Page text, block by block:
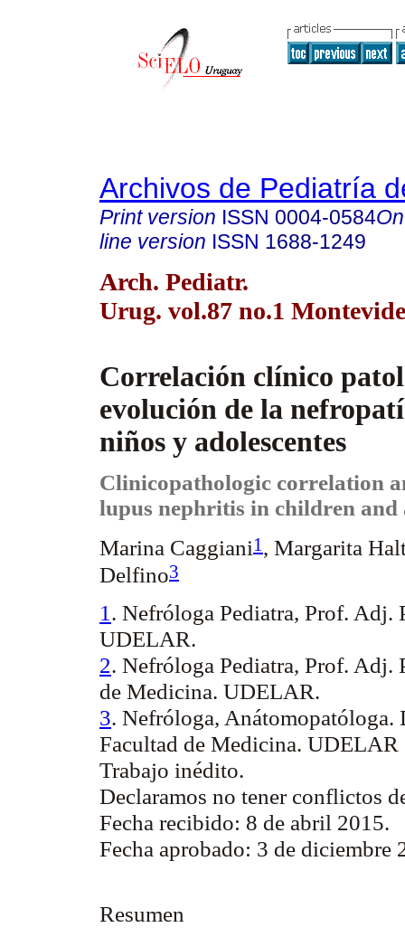
Archivos de Pediatría
Print version ISSN 0004-0584
line version ISSN 1688-1249
Arch. Pediatr.
Urug. vol.87 no.1
Correlación clínico
evolución de la
niños y adolescentes
Clinicopathologic correlation
lupus nephritis in children and
Marina Caggiani1 , Margarita
Delfino3
1 . Nefróloga Pediatra, Prof. Adj.
UDELAR.
2. Nefróloga Pediatra, Prof. Adj.
de Medicina. UDELAR.
3. Nefróloga, Anátomopatóloga.
Facultad de Medicina. UDELAR
Trabajo inédito.
Declaramos no tener conflictos
Fecha recibido: 8 de abril 2015.
Fecha aprobado: 3 de diciembre
Resumen